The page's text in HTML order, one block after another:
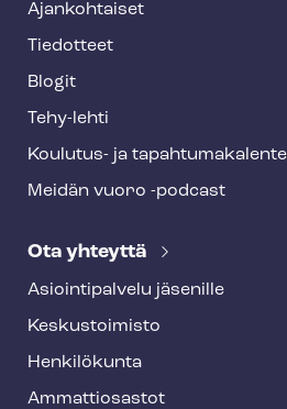
Ajankohtaiset
Tiedotteet
Blogit
Tehy-lehti
Koulutus- ja
Meidän vuoro -podcast
Ota yhteyttä
Asioin­ti­pal­ve­lu jäsenille
Keskustoimisto
Henkilökunta
Ammattiosastot